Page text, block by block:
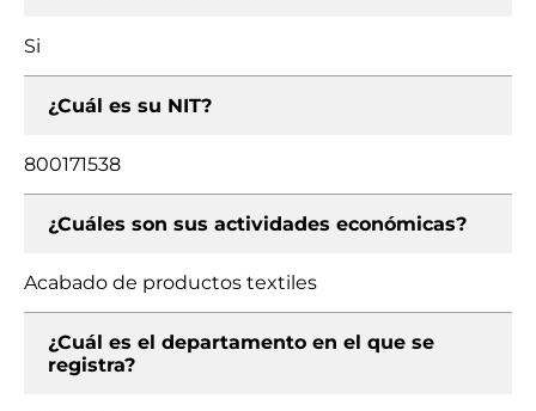
Si
¿Cuál es su NIT?
800171538
¿Cuáles son sus actividades económicas?
Acabado de productos textiles
¿Cuál es el departamento en el que se
registra?